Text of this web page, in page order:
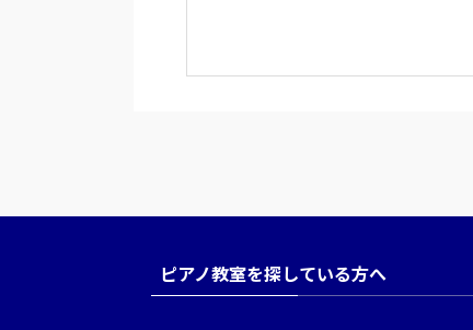
ピアノ教室を探している方へ